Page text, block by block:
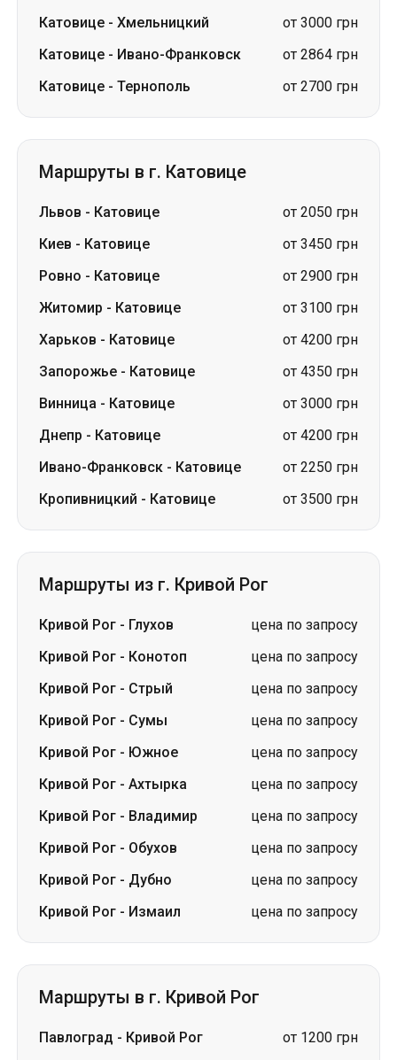
Катовице - Хмельницкий
от 3000 грн
Катовице - Ивано-Франковск
от 2864 грн
Катовице - Тернополь от 2700 грн
Маршруты в г. Катовице
Львов - Катовице
от 2050 грн
Киев - Катовице
от 3450 грн
Ровно - Катовице
от 2900 грн
Житомир - Катовице
от 3100 грн
Харьков - Катовице
от 4200 грн
Запорожье - Катовице
от 4350 грн
Винница - Катовице
от 3000 грн
Днепр - Катовице
от 4200 грн
Ивано-Франковск - Катовице
от 2250 грн
Кропивницкий - Катовице от 3500 грн
Маршруты из г. Кривой Рог
Кривой Рог - Глухов
цена по запросу
Кривой Рог - Конотоп
цена по запросу
Кривой Рог - Стрый
цена по запросу
Кривой Рог - Сумы
цена по запросу
Кривой Рог - Южное
цена по запросу
Кривой Рог - Ахтырка
цена по запросу
Кривой Рог - Владимир
цена по запросу
Кривой Рог - Обухов
цена по запросу
Кривой Рог - Дубно
цена по запросу
Кривой Рог - Измаил цена по запросу
Маршруты в г. Кривой Рог
Павлоград - Кривой Рог
от 1200 грн